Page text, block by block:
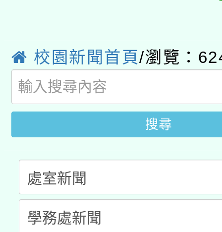
用水績優單位及節水達
動」
桃園市孔廟祈福系列
開 智慧啟航」
2026年桃園地景藝術
校園新聞首頁/瀏覽：
搜尋